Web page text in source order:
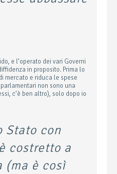
e l’operato dei vari Governi
in proposito. Prima lo
mercato e riduca le spese
non sono una
c’è ben altro), solo dopo io
Stato con
costretto a
(ma è così